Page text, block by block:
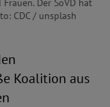
Der SoVD hat
CDC / unsplash
Koalition aus